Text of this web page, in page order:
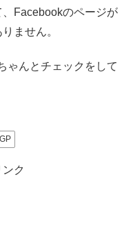
Facebookのページが
ません。
ゃんとチェックをして
ク